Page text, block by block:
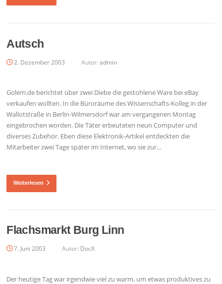
Autsch
2. Dezember 2003 Autor:admin
Golem.de berichtet über zwei Diebe die gestohlene Ware bei eBay
verkaufen wollten. In die Büroräume des Wissenschafts-Kolleg in der
Wallotstraße in Berlin-Wilmersdorf war am vergangenen Montag
eingebrochen worden. Die Täter erbeuteten neun Computer und
diverses Zubehör. Eben diese Elektronik-Artikel entdeckten die
Mitarbeiter zwei Tage später im Internet, wo sie zur…
Weiterlesen
Flachsmarkt Burg Linn
7. Juni 2003 Autor: DocX
Der heutige Tag war irgendwie viel zu warm, um etwas produktives zu